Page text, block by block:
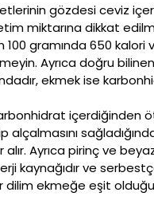
gözdesi ceviz
miktarına dikkat
gramında 650 kalori
Ayrıca doğru
ekmek ise
içerdiğinden
alır. Ayrıca pirinç ve
kaynağıdır ve
dilim ekmeğe eşit